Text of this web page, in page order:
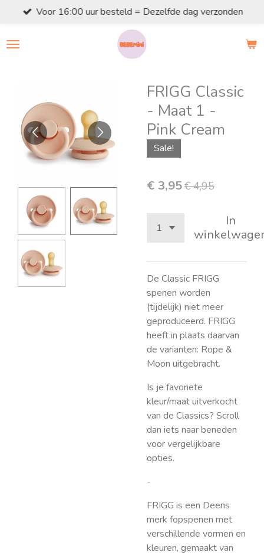
naar
Voor 16:00 uur besteld = Dezelfde dag verzonden
FRIGG Classic
- Maat 1 -
Pink Cream
Sale!
€ 3,95€ 4,95
In
De Classic FRIGG
spenen worden
(tijdelijk) niet meer
geproduceerd. FRIGG
heeft in plaats daarvan
de varianten: Rope &
Moon uitgebracht.
Is je favoriete
kleur/maat uitverkocht
van de Classics? Scroll
dan iets naar beneden
voor vergelijkbare
opties.
-
FRIGG is een Deens
merk fopspenen met
verschillende vormen en
kleuren, gemaakt van